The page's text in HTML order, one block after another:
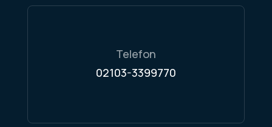
Telefon
02103-3399770